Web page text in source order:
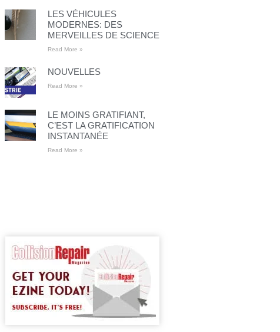
LES VÉHICULES
MODERNES: DES
MERVEILLES DE SCIENCE
Read More »
NOUVELLES
Read More »
LE MOINS GRATIFIANT,
C’EST LA GRATIFICATION
INSTANTANÉE
Read More »